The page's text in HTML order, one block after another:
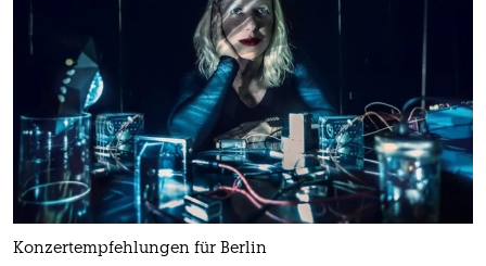
Konzertempfehlungen für Berlin